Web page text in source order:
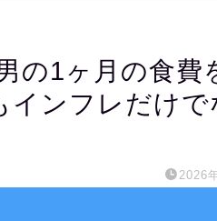
の1ヶ月の食費
ンフレだけで
2026